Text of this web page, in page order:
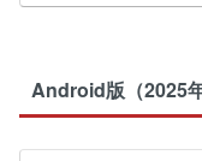
Android版（2025